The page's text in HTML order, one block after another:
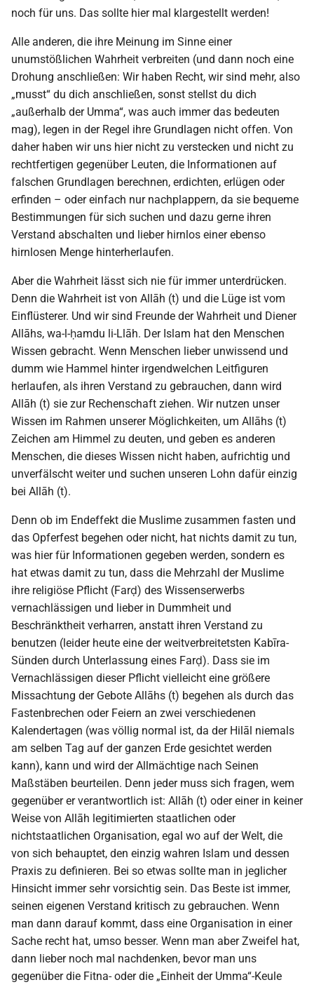
noch für uns. Das sollte hier mal klargestellt werden!
Alle anderen, die ihre Meinung im Sinne einer
unumstößlichen Wahrheit verbreiten (und dann noch eine
Drohung anschließen: Wir haben Recht, wir sind mehr, also
„musst“ du dich anschließen, sonst stellst du dich
„außerhalb der Umma“, was auch immer das bedeuten
mag), legen in der Regel ihre Grundlagen nicht offen. Von
daher haben wir uns hier nicht zu verstecken und nicht zu
rechtfertigen gegenüber Leuten, die Informationen auf
falschen Grundlagen berechnen, erdichten, erlügen oder
erfinden – oder einfach nur nachplappern, da sie bequeme
Bestimmungen für sich suchen und dazu gerne ihren
Verstand abschalten und lieber hirnlos einer ebenso
hirnlosen Menge hinterherlaufen.
Aber die Wahrheit lässt sich nie für immer unterdrücken.
Denn die Wahrheit ist von Allāh (t) und die Lüge ist vom
Einflüsterer. Und wir sind Freunde der Wahrheit und Diener
Allāhs, wa-l-ḥamdu li-Llāh. Der Islam hat den Menschen
Wissen gebracht. Wenn Menschen lieber unwissend und
dumm wie Hammel hinter irgendwelchen Leitfiguren
herlaufen, als ihren Verstand zu gebrauchen, dann wird
Allāh (t) sie zur Rechenschaft ziehen. Wir nutzen unser
Wissen im Rahmen unserer Möglichkeiten, um Allāhs (t)
Zeichen am Himmel zu deuten, und geben es anderen
Menschen, die dieses Wissen nicht haben, aufrichtig und
unverfälscht weiter und suchen unseren Lohn dafür einzig
bei Allāh (t).
Denn ob im Endeffekt die Muslime zusammen fasten und
das Opferfest begehen oder nicht, hat nichts damit zu tun,
was hier für Informationen gegeben werden, sondern es
hat etwas damit zu tun, dass die Mehrzahl der Muslime
ihre religiöse Pflicht (Farḍ) des Wissenserwerbs
vernachlässigen und lieber in Dummheit und
Beschränktheit verharren, anstatt ihren Verstand zu
benutzen (leider heute eine der weitverbreitetsten Kabīra-
Sünden durch Unterlassung eines Farḍ). Dass sie im
Vernachlässigen dieser Pflicht vielleicht eine größere
Missachtung der Gebote Allāhs (t) begehen als durch das
Fastenbrechen oder Feiern an zwei verschiedenen
Kalendertagen (was völlig normal ist, da der Hilāl niemals
am selben Tag auf der ganzen Erde gesichtet werden
kann), kann und wird der Allmächtige nach Seinen
Maßstäben beurteilen. Denn jeder muss sich fragen, wem
gegenüber er verantwortlich ist: Allāh (t) oder einer in keiner
Weise von Allāh legitimierten staatlichen oder
nichtstaatlichen Organisation, egal wo auf der Welt, die
von sich behauptet, den einzig wahren Islam und dessen
Praxis zu definieren. Bei so etwas sollte man in jeglicher
Hinsicht immer sehr vorsichtig sein. Das Beste ist immer,
seinen eigenen Verstand kritisch zu gebrauchen. Wenn
man dann darauf kommt, dass eine Organisation in einer
Sache recht hat, umso besser. Wenn man aber Zweifel hat,
dann lieber noch mal nachdenken, bevor man uns
gegenüber die Fitna- oder die „Einheit der Umma“-Keule